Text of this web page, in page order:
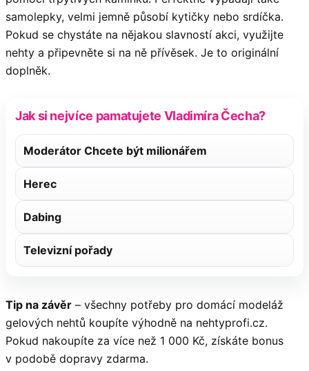
samolepky, velmi jemně působí kytičky nebo srdíčka.
Pokud se chystáte na nějakou slavností akci, využijte
nehty a připevněte si na ně přívěsek. Je to originální
doplněk.
Jak si nejvíce pamatujete Vladimíra Čecha?
Moderátor Chcete být milionářem
Herec
Dabing
Televizní pořady
Tip na závěr – všechny potřeby pro domácí modeláž
gelových nehtů koupíte výhodně na nehtyprofi.cz.
Pokud nakoupíte za více než 1 000 Kč, získáte bonus
v podobě dopravy zdarma.